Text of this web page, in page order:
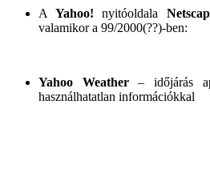
AYahoo! nyitóoldala
valamikor a 99/2000(??)-ben:
Yahoo Weather– időjárás
használhatatlan információkkal